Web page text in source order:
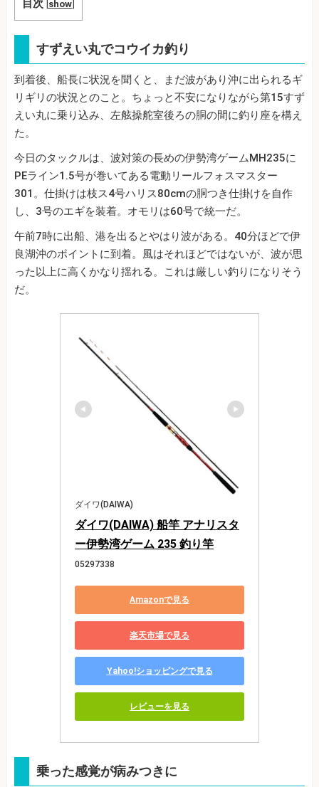
目次 [show]
すずえい丸でコウイカ釣り
到着後、船長に状況を聞くと、まだ波があり沖に出られるギ
リギリの状況とのこと。ちょっと不安になりながら第15すず
えい丸に乗り込み、左舷操舵室後ろの胴の間に釣り座を構え
た。
今日のタックルは、波対策の長めの伊勢湾ゲームMH235に
PEライン1.5号が巻いてある電動リールフォスマスター
301。仕掛けは枝ス4号ハリス80cmの胴つき仕掛けを自作
し、3号のエギを装着。オモリは60号で統一だ。
午前7時に出船、港を出るとやはり波がある。40分ほどで伊
良湖沖のポイントに到着。風はそれほどではないが、波が思
った以上に高くかなり揺れる。これは厳しい釣りになりそう
だ。
ダイワ(DAIWA)
ダイワ(DAIWA) 船竿 アナリスタ
ー伊勢湾ゲーム 235 釣り竿
05297338
Amazonで見る
楽天市場で見る
Yahoo!ショッピングで見る
レビューを見る
乗った感覚が病みつきに